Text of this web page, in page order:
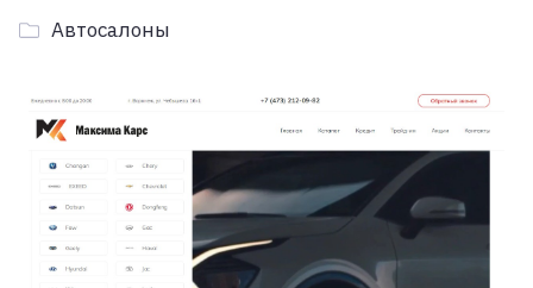
Автосалоны